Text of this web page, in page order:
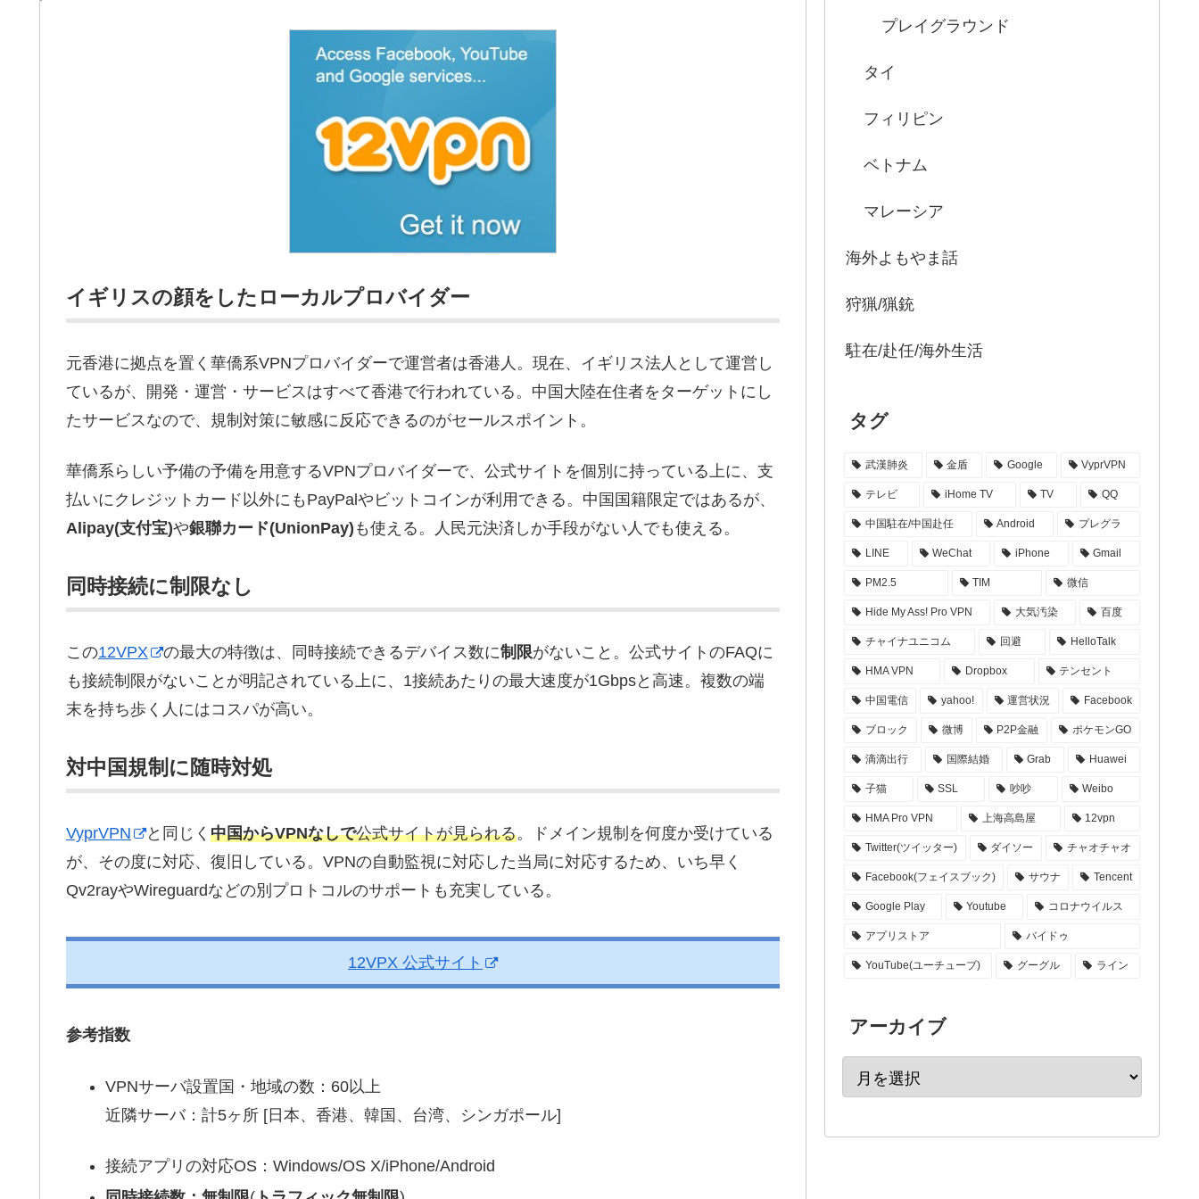
イギリスの顔をしたローカルプロバイダー
元香港に拠点を置く華僑系VPNプロバイダーで運営者は香港人。現在、イギリス法人として運営し
ているが、開発・運営・サービスはすべて香港で行われている。中国大陸在住者をターゲットにし
たサービスなので、規制対策に敏感に反応できるのがセールスポイント。
華僑系らしい予備の予備を用意するVPNプロバイダーで、公式サイトを個別に持っている上に、支
払いにクレジットカード以外にもPayPalやビットコインが利用できる。中国国籍限定ではあるが、
Alipay(支付宝)や銀聯カード(UnionPay) も使える。人民元決済しか手段がない人でも使える。
同時接続に制限なし
この12VPX の最大の特徴は、同時接続できるデバイス数に制限がないこと。公式サイトのFAQに
も接続制限がないことが明記されている上に、1接続あたりの最大速度が1Gbpsと高速。複数の端
末を持ち歩く人にはコスパが高い。
対中国規制に随時対処
VyprVPN と同じく 中国からVPNなしで公式サイトが見られる。ドメイン規制を何度か受けている
が、その度に対応、復旧している。VPNの自動監視に対応した当局に対応するため、いち早く
Qv2rayやWireguardなどの別プロトコルのサポートも充実している。
12VPX 公式サイト
参考指数
VPNサーバ設置国・地域の数：60以上
近隣サーバ：計5ヶ所 [日本、香港、韓国、台湾、シンガポール]
接続アプリの対応OS：Windows/OS X/iPhone/Android
プレイグラウンド
タイ
フィリピン
ベトナム
マレーシア
海外よもやま話
狩猟/猟銃
駐在/赴任/海外生活
タグ
武漢肺炎 金盾 Google VyprVPN
テレビ iHome TV TV QQ
中国駐在/中国赴任 Android プレグラ
LINE WeChat iPhone Gmail
PM2.5 TIM 微信
Hide My Ass! Pro VPN 大気汚染 百度
チャイナユニコム 回避 HelloTalk
HMA VPN Dropbox テンセント
中国電信 yahoo! 運営状況 Facebook
ブロック 微博 P2P金融 ポケモンGO
滴滴出行 国際結婚 Grab Huawei
子猫 SSL 吵吵 Weibo
HMA Pro VPN 上海高島屋 12vpn
Twitter(ツイッター) ダイソー チャオチャオ
Facebook(フェイスブック) サウナ Tencent
Google Play Youtube コロナウイルス
アプリストア バイドゥ
YouTube(ユーチューブ) グーグル ライン
アーカイブ